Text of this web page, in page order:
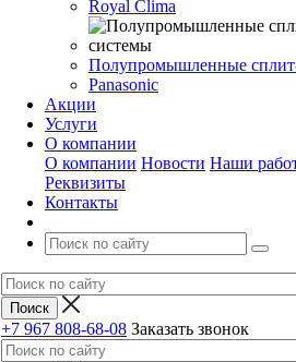
Royal Clima
Полупромышленные
Panasonic
Акции
Услуги
О компании
О компании Новости Наши
Реквизиты
Контакты
+7 967 808-68-08 Заказать звонок